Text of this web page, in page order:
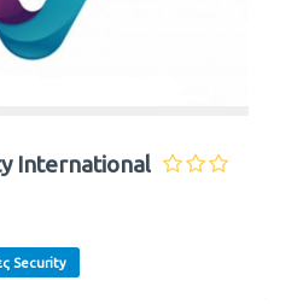
International
Security